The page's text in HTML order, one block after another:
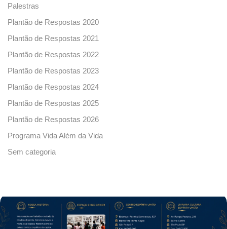
Palestras
Plantão de Respostas 2020
Plantão de Respostas 2021
Plantão de Respostas 2022
Plantão de Respostas 2023
Plantão de Respostas 2024
Plantão de Respostas 2025
Plantão de Respostas 2026
Programa Vida Além da Vida
Sem categoria